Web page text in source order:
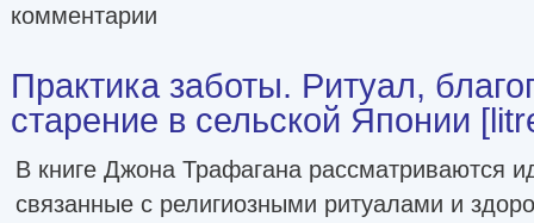
комментарии
Практика заботы. Ритуал,
старение в сельской Японии
В книге Джона Трафагана рассматриваются
связанные с религиозными ритуалами и